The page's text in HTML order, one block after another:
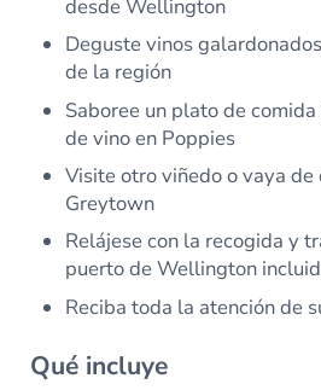
desde Wellington
Deguste vinos
de la región
Saboree un plato de
de vino en Poppies
Visite otro viñedo o vaya de
Greytown
Relájese con la recogida y
puerto de Wellington
Reciba toda la atención de
Qué incluye